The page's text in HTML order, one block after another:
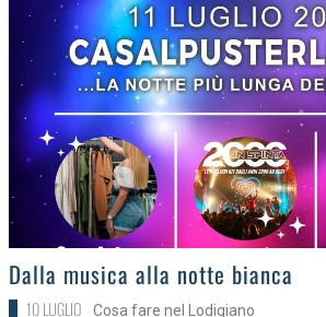
>
Dalla musica alla notte bianca
10 LUGLIO Cosa fare nel Lodigiano